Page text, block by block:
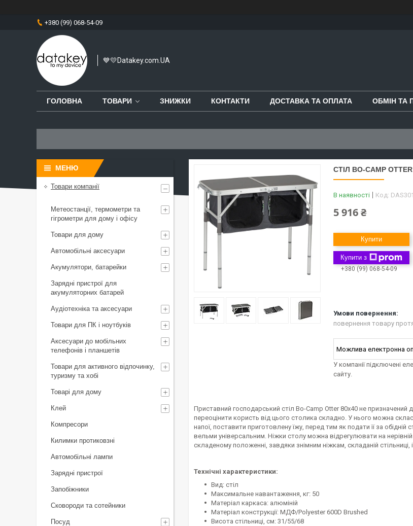
+380 (99) 068-54-09
💙💛Datakey.com.UA
ГОЛОВНА ТОВАРИ ЗНИЖКИ КОНТАКТИ ДОСТАВКА ТА ОПЛАТА ОБМІН ТА
СТІЛ BO-CAMP
В наявності Код:
5 916 ₴
Купити
Купити з
+380 (99) 068-54-09
повернення товару
У компанії підключені
сайту.
Приставний господарський стіл Bo-Camp Otter 80x40 не
переоцінити користь від цього столика складно. У нього можна
напої, поставити приготовлену їжу, перед тим як подати її за
вельми універсальним. Ніжки столу можна відрегулювати на
складеному положенні, завдяки знімним ніжкам, складаній
Технічні характеристики:
Вид: стіл
Максимальне навантаження, кг: 50
Матеріал каркаса: алюміній
Матеріал конструкції: МДФ/Polyester 600D Brushed
Висота стільниці, см: 31/55/68
Товари компанії
Метеостанції, термометри та
гігрометри для дому і офісу
Товари для дому
Автомобільні аксесуари
Акумулятори, батарейки
Зарядні пристрої для
акумуляторних батарей
Аудіотехніка та аксесуари
Товари для ПК і ноутбуків
Аксесуари до мобільних
телефонів і планшетів
Товари для активного відпочинку,
туризму та хобі
Товарі для дому
Клей
Компресори
Килимки протиковзні
Автомобільні лампи
Зарядні пристрої
Запобіжники
Сковороди та сотейники
Посуд